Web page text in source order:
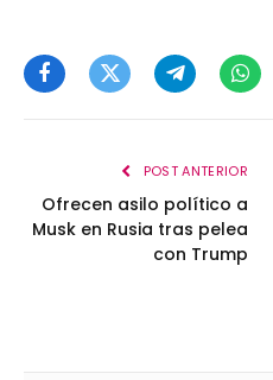
FacebookTwitterTelegram
POST ANTERIOR
Ofrecen asilo político a
Musk en Rusia tras pelea
con Trump